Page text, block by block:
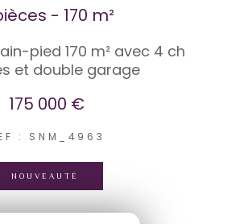
- 170 m²
pied 170 m² avec 4 ch
et double garage
175 000 €
: SNM_4963
NOUVEAUTÉ